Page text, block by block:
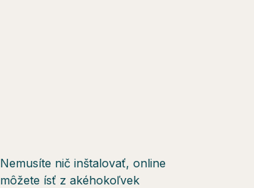
Nemusíte nič inštalovať, online
môžete ísť z akéhokoľvek